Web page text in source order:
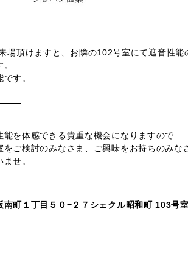
場頂けますと、お隣の102号室にて遮音性能
す。
能を体感できる貴重な機会になりますので
ご検討のみなさま、ご興味をお持ちのみな
せ。
南町１丁目５０−２７シェクル昭和町 103号室